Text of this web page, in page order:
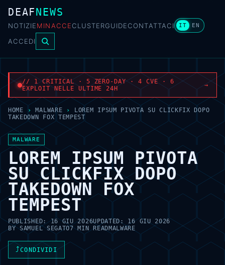
DEAFNEWS
NOTIZIEMINACCECLUSTERGUIDECONTATTACI IT EN
ACCEDI
// 1 CRITICAL · 5 ZERO-DAY · 4 CVE · 6
EXPLOIT NELLE ULTIME 24H
→
HOME › MALWARE ›
LOREM IPSUM PIVOTA SU CLICKFIX DOPO
TAKEDOWN FOX TEMPEST
MALWARE
LOREM IPSUM PIVOTA
SU CLICKFIX DOPO
TAKEDOWN FOX
TEMPEST
PUBLISHED:16 GIU 2026UPDATED: 16 GIU 2026
BYSAMUEL SEGATO7 MIN READMALWARE
⤴CONDIVIDI